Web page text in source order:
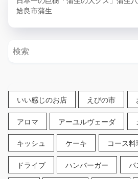
姶良市蒲生
いい感じのお店 えびの市
アロマ アーユルヴェーダ
キッシュ ケーキ コース料
ドライブ ハンバーガー パ